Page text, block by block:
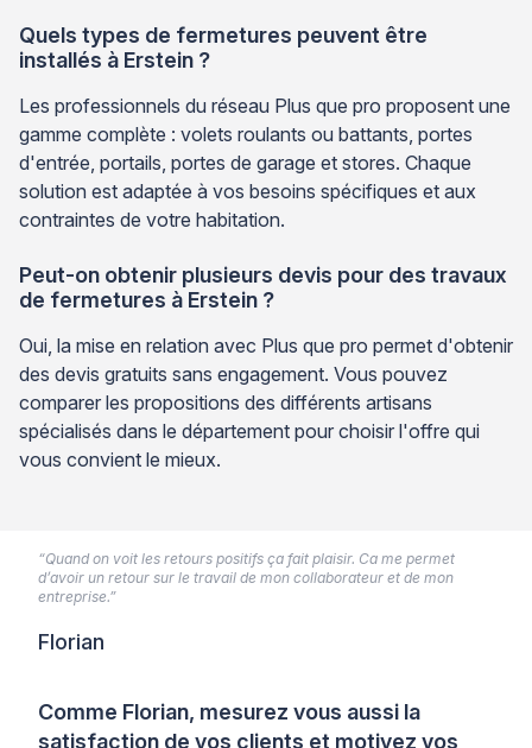
Quels types de fermetures peuvent être
installés à Erstein ?
Les professionnels du réseau Plus que pro proposent une
gamme complète : volets roulants ou battants, portes
d'entrée, portails, portes de garage et stores. Chaque
solution est adaptée à vos besoins spécifiques et aux
contraintes de votre habitation.
Peut-on obtenir plusieurs devis pour des travaux
de fermetures à Erstein ?
Oui, la mise en relation avec Plus que pro permet d'obtenir
des devis gratuits sans engagement. Vous pouvez
comparer les propositions des différents artisans
spécialisés dans le département pour choisir l'offre qui
vous convient le mieux.
Comme Florian, mesurez vous aussi la
satisfaction de vos clients et motivez vos
“Quand on voit les retours positifs ça fait plaisir. Ca me permet
d’avoir un retour sur le travail de mon collaborateur et de mon
entreprise.”
Florian